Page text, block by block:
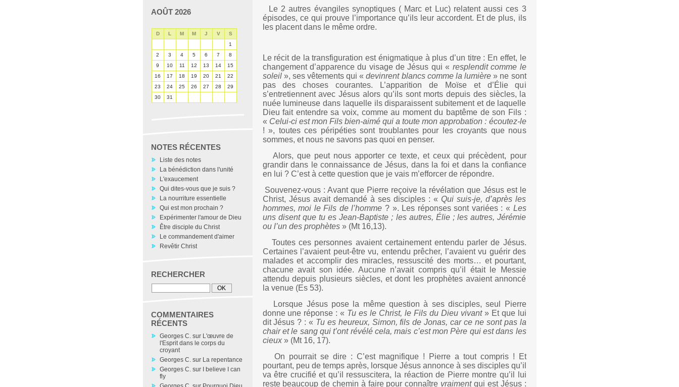
AOÛT 2026
D L M M J V
S
1
2
3 4 5 6 7
8
9
10 11 12 13 14
15
16
17 18 19 20 21
22
23
24 25 26 27 28
29
30
31
NOTES RÉCENTES
Liste des notes
La bénédiction dans l'unité
L'exaucement
Qui dites-vous que je suis ?
La nourriture essentielle
Qui est mon prochain ?
Expérimenter l'amour de Dieu
Être disciple du Christ
Le commandement d'aimer
Revêtir Christ
RECHERCHER
COMMENTAIRES
RÉCENTS
Georges C.sur L'œuvre de
l'Esprit dans le corps du
croyant
Georges C.sur La repentance
Georges C.sur
I believe I can
fly
Le 2 autres évangiles synoptiques ( Marc et Luc) relatent aussi ces 3
épisodes, ce qui prouve l’importance qu’ils leur accordent. Et de plus, ils
les placent dans le même ordre.
Le récit de la transfiguration est énigmatique à plus d’un titre : En effet, le
changement d’apparence du visage de Jésus qui « resplendit comme le
soleil», ses vêtements qui «devinrent blancs comme la lumière» ne sont
pas des choses courantes. L’apparition de Moïse et d’Élie qui
s’entretiennent avec Jésus alors qu’ils sont morts depuis des siècles, la
nuée lumineuse dans laquelle ils disparaissent subitement et de laquelle
Dieu fait entendre sa voix, comme au moment du baptême de son Fils :
« Celui-ci est mon Fils bien-aimé qui a toute mon approbation : écoutez-le
! », toutes ces péripéties sont troublantes pour les croyants que nous
sommes, et nous ne savons pas quoi en penser.
Alors, que peut nous apporter ce texte, et ceux qui précèdent, pour
grandir dans le connaissance de Jésus, dans la foi et dans la confiance
en lui ? C’est à cette question que je vais m’efforcer de répondre.
Souvenez-vous : Avant que Pierre reçoive la révélation que Jésus est le
Christ, Jésus avait demandé à ses disciples : «Qui suis-je, d’après les
hommes, moi le Fils de l’homme ? ». Les réponses sont variées : « Les
uns disent que tu es Jean-Baptiste ; les autres, Élie ; les autres, Jérémie
ou l’un des prophètes» (Mt 16,13).
Toutes ces personnes avaient certainement entendu parler de Jésus.
Certaines l’avaient peut-être vu, entendu prêcher, l’avaient vu guérir des
malades et accomplir des miracles, ressuscité des morts… et pourtant,
chacune avait son idée. Aucune n’avait compris qu’il était le Messie
attendu depuis plusieurs siècles, et dont les prophètes avaient annoncé
la venue (Es 53).
Lorsque Jésus pose la même question à ses disciples, seul Pierre
donne une réponse : « Tu es le Christ, le Fils du Dieu vivant» Et que lui
dit Jésus ? : « Tu es heureux, Simon, fils de Jonas, car ce ne sont pas la
chair et le sang qui t’ont révélé cela, mais c’est mon Père qui est dans les
cieux» (Mt 16, 17).
On pourrait se dire : C’est magnifique ! Pierre a tout compris ! Et
pourtant, peu de temps après, lorsque Jésus annonce à ses disciples qu’il
va être crucifié et qu’il ressuscitera, la réaction de Pierre montre qu’il lui
reste beaucoup de chemin à faire pour connaître vraimentqui est Jésus :